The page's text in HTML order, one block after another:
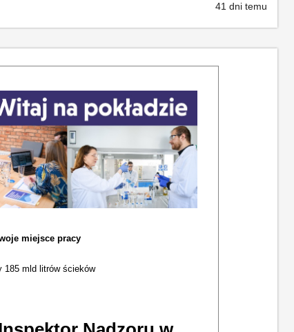
41 dni temu
miejsce pracy
185 mld litrów ścieków